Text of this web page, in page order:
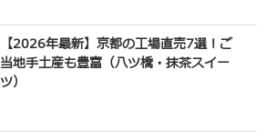
【2026年最新】京都の工場直売7選！ご
当地手土産も豊富（八ツ橋・抹茶スイー
ツ）